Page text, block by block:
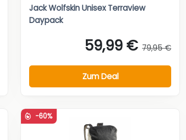
Jack Wolfskin Unisex Terraview
Daypack
59,99 € 79,95 €
Zum Deal
-60%